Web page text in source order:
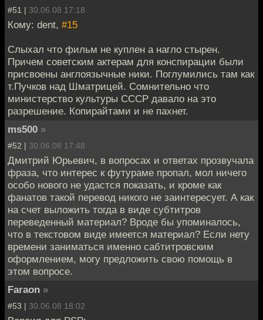
#51 | 30.06.08 17:18
Кому: dent, #15
Слыхал что фильм не куплен а нагло стырен.
Причем советским актерам для конспирации были
присвоены англоязычные ники. Поглумились там как
т.Пучков над Шматрицей. Сомнительно что
министерство культуры СССР давало на это
разрешение. Копирайтами и не пахнет.
ms500 »
#52 | 30.06.08 17:48
Дмитрий Юрьевич, в вопросах и ответах прозвучала
фраза, что интерес к футураме пропал, мол ничего
особо нового не удастся показать, и кроме как
фанатов такой перевод никого не заинтересует. А как
на счет выложить тогда в виде субтитров
переведенный материал? Вроде бы упоминалось,
что в текстовом виде имеется материал? Если нету
времени заниматься именно сабтитровским
оформлением, могу предложить свою помощь в
этом вопросе.
Faraon »
#53 | 30.06.08 18:02